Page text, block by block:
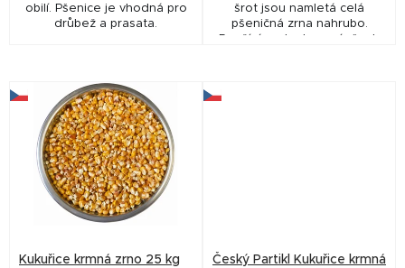
obilí. Pšenice je vhodná pro
drůbež a prasata.
šrot jsou namletá celá
pšeničná zrna nahrubo.
Používá se ke krmení všech
Kukuřice krmná zrno 25 kg
Český Partikl Kukuřice krmná